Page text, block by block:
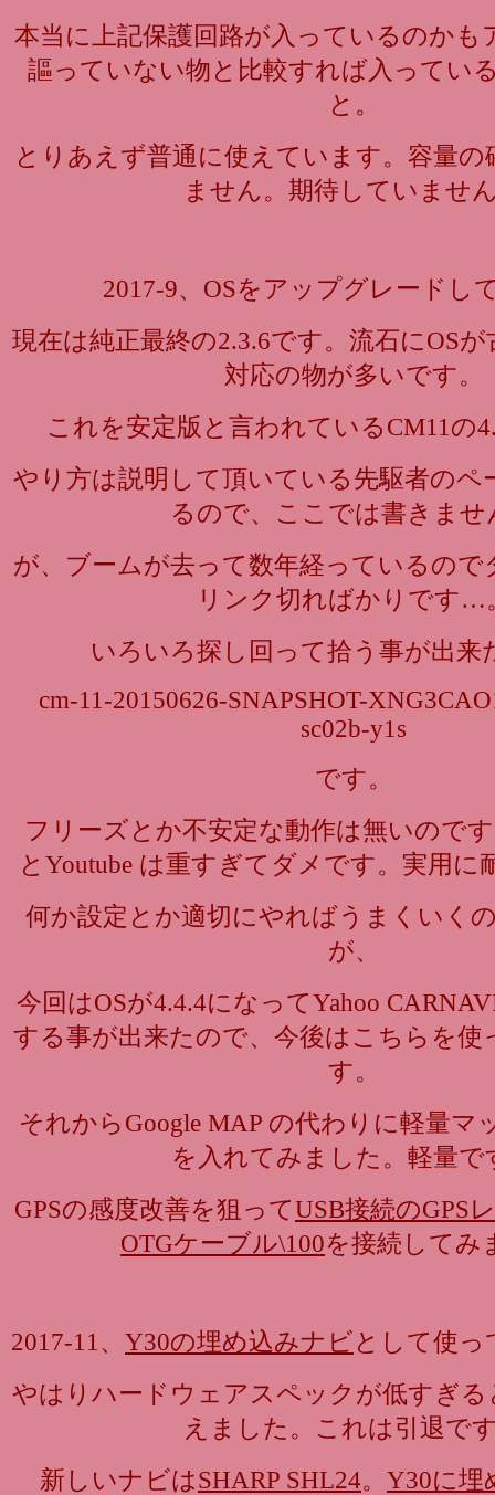
本当に上記保護回路が入っているのかも
謳っていない物と比較すれば入ってい
と。
とりあえず普通に使えています。容量の
ません。期待していませ
2017-9、OSをアップグレードし
現在は純正最終の2.3.6です。流石にOS
対応の物が多いです。
これを安定版と言われているCM11の
やり方は説明して頂いている先駆者のペ
るので、ここでは書きませ
が、ブームが去って数年経っているので
リンク切ればかりです…
いろいろ探し回って拾う事が出来
cm-11-20150626-SNAPSHOT-
sc02b-y1s
です。
フリーズとか不安定な動作は無いので
とYoutube は重すぎてダメです。実用に
何か設定とか適切にやればうまくいく
が、
今回はOSが4.4.4になってYahoo
する事が出来たので、今後はこちらを使
す。
それからGoogle MAP の代わりに軽量マ
を入れてみました。軽量で
GPSの感度改善を狙ってUSB接続のGPS
OTGケーブル\100を接続してみ
2017-11、 Y30の埋め込みナビ として使
やはりハードウェアスペックが低すぎる
えました。これは引退で
新しいナビはSHARP SHL24。 Y30に埋